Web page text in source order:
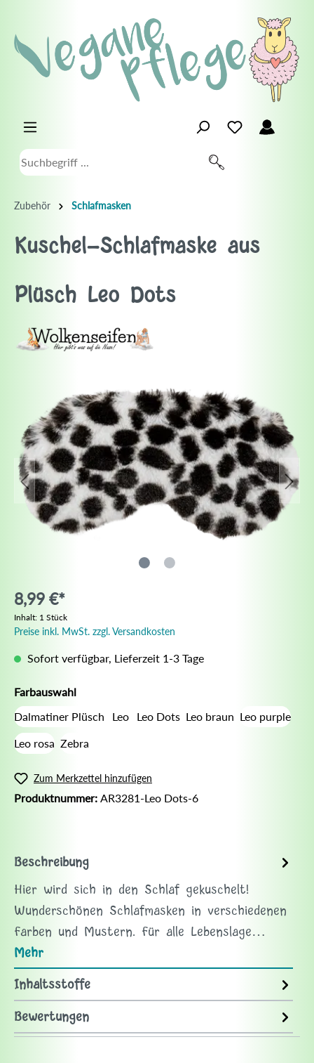
Zubehör Schlafmasken
Kuschel-Schlafmaske aus
Plüsch Leo Dots
8,99 €*
Inhalt: 1 Stück
Preise inkl. MwSt. zzgl. Versandkosten
Sofort verfügbar, Lieferzeit 1-3 Tage
Farbauswahl
Dalmatiner Plüsch
Leo Leo Dots Leo braun Leo purple
Leo rosa Zebra
Zum Merkzettel hinzufügen
Produktnummer: AR3281-Leo Dots-6
Beschreibung
Hier wird sich in den Schlaf gekuschelt!
Wunderschönen Schlafmasken in verschiedenen
Farben und Mustern. Für alle Lebenslage…
Mehr
Inhaltsstoffe
Bewertungen